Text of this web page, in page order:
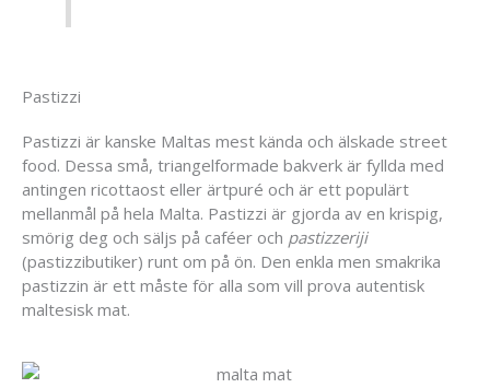
Pastizzi
Pastizzi är kanske Maltas mest kända och älskade street
food. Dessa små, triangelformade bakverk är fyllda med
antingen ricottaost eller ärtpuré och är ett populärt
mellanmål på hela Malta. Pastizzi är gjorda av en krispig,
smörig deg och säljs på caféer och pastizzeriji
(pastizzibutiker) runt om på ön. Den enkla men smakrika
pastizzin är ett måste för alla som vill prova autentisk
maltesisk mat.